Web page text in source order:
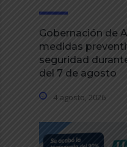
Gobernación de
medidas
seguridad
del 7 de agosto
4 agosto, 2026